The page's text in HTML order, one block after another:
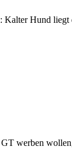
Kalter Hund liegt
werben